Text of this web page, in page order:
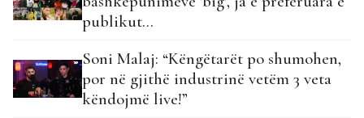
publikut...
Soni Malaj: “Këngëtarët po shumohen,
por në gjithë industrinë vetëm 3 veta
këndojmë live!”